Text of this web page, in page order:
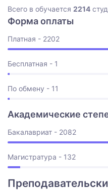
Всего в обучается 2214
Форма оплаты
Платная - 2202
Бесплатная - 1
По обмену - 11
Академические
Бакалавриат - 2082
Магистратура - 132